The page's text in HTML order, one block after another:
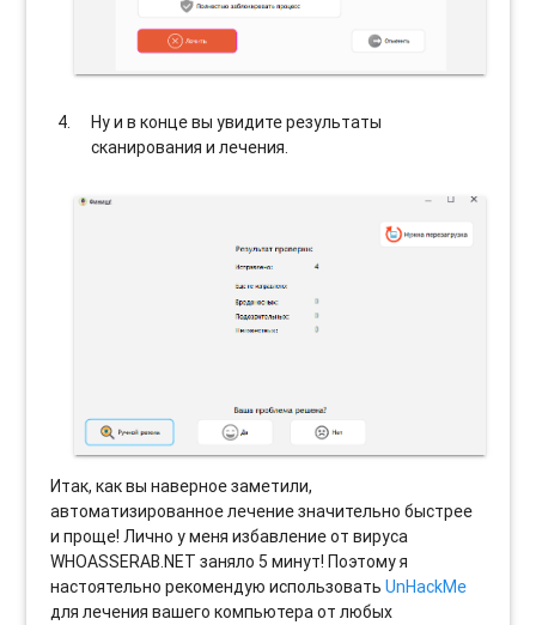
Ну и в конце вы увидите результаты
сканирования и лечения.
Итак, как вы наверное заметили,
автоматизированное лечение значительно быстрее
и проще! Лично у меня избавление от вируса
WHOASSERAB.NET заняло 5 минут! Поэтому я
настоятельно рекомендую использоватьUnHackMe
для лечения вашего компьютера от любых